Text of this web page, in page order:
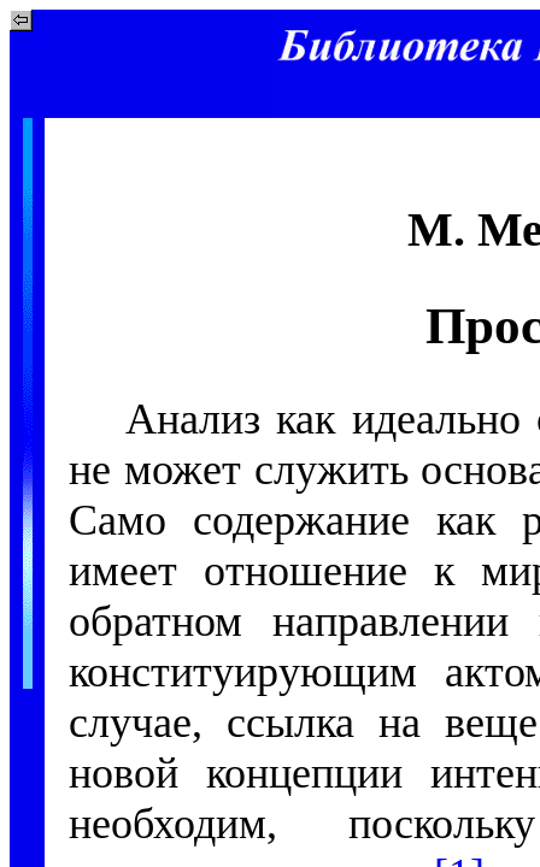
М.
Анализ как
не может служить
Само содержание как
имеет отношение к
обратном
конституирующим
случае, ссылка на
новой концепции
необходим,